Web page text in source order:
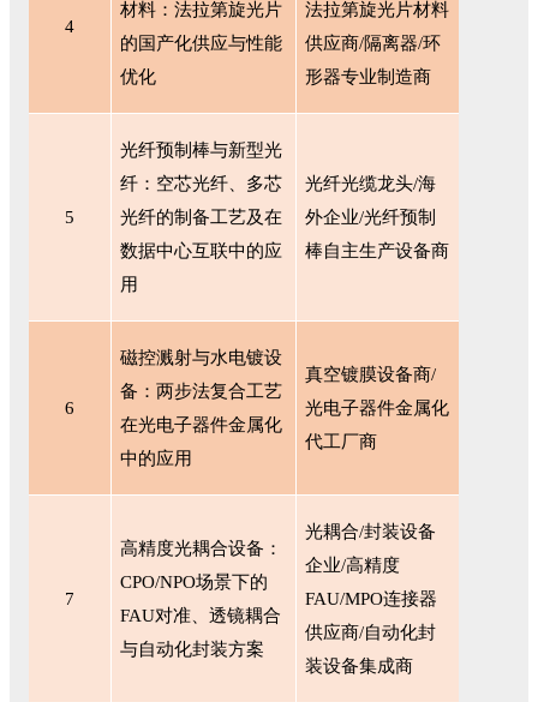
4
材料：法拉第旋光片
的国产化供应与性能
优化
法拉第旋光片材料
供应商/隔离器/环
形器专业制造商
5
光纤预制棒与新型光
纤：空芯光纤、多芯
光纤的制备工艺及在
数据中心互联中的应
用
光纤光缆龙头/海
外企业/光纤预制
棒自主生产设备商
6
磁控溅射与水电镀设
备：两步法复合工艺
在光电子器件金属化
中的应用
真空镀膜设备商/
光电子器件金属化
代工厂商
7
高精度光耦合设备：
CPO/NPO场景下的
FAU对准、透镜耦合
与自动化封装方案
光耦合/封装设备
企业/高精度
FAU/MPO连接器
供应商/自动化封
装设备集成商